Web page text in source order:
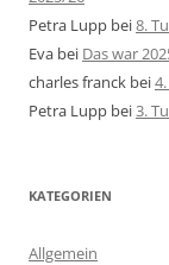
Petra Lupp bei8.
Eva bei Das war
charles franck bei
Petra Lupp bei3.
KATEGORIEN
Allgemein